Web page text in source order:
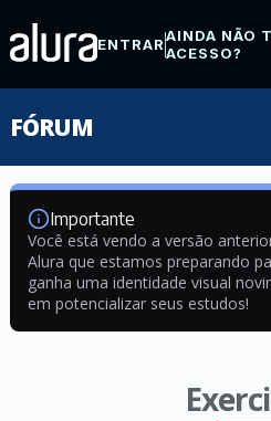
ENTRARAINDA NÃO
ACESSO?
FÓRUM
Importante
Você está vendo a versão
Alura que estamos preparando
ganha uma identidade visual
em potencializar seus estudos!